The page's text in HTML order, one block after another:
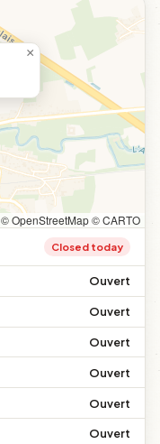
×
© OpenStreetMap © CARTO
Closed today
Ouvert
Ouvert
Ouvert
Ouvert
Ouvert
Ouvert